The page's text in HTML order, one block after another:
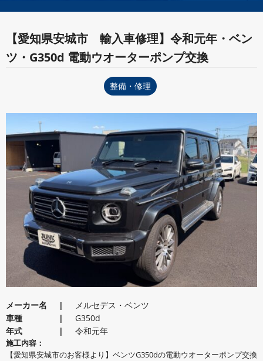
【愛知県安城市 輸入車修理】令和元年・ベン
ツ・G350d 電動ウオーターポンプ交換
整備・修理
メーカー名
メルセデス・ベンツ
車種
G350d
年式
令和元年
施工内容：
【愛知県安城市のお客様より】ベンツG350dの電動ウオーターポンプ交換